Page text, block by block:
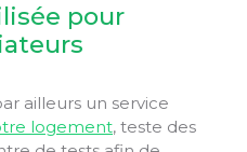
pour
ailleurs un service
logement, teste des